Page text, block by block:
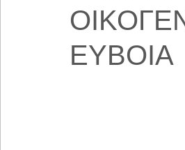
ΕΥΒΟΙΑ